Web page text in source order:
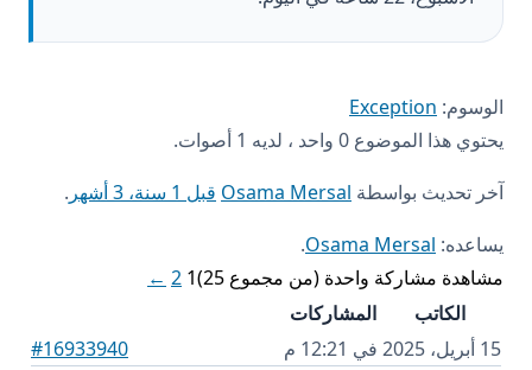
الوسوم: Exception
يحتوي هذا الموضوع 0 واحد ، لديه 1 أصوات.
آخر تحديث بواسطة Osama Mersal قبل 1 سنة، 3 أشهر
.
يساعده: Osama Mersal
.
مشاهدة مشاركة واحدة (من مجموع 25)
1
2
←
الكاتب
المشاركات
15 أبريل، 2025 في 12:21 م
#16933940